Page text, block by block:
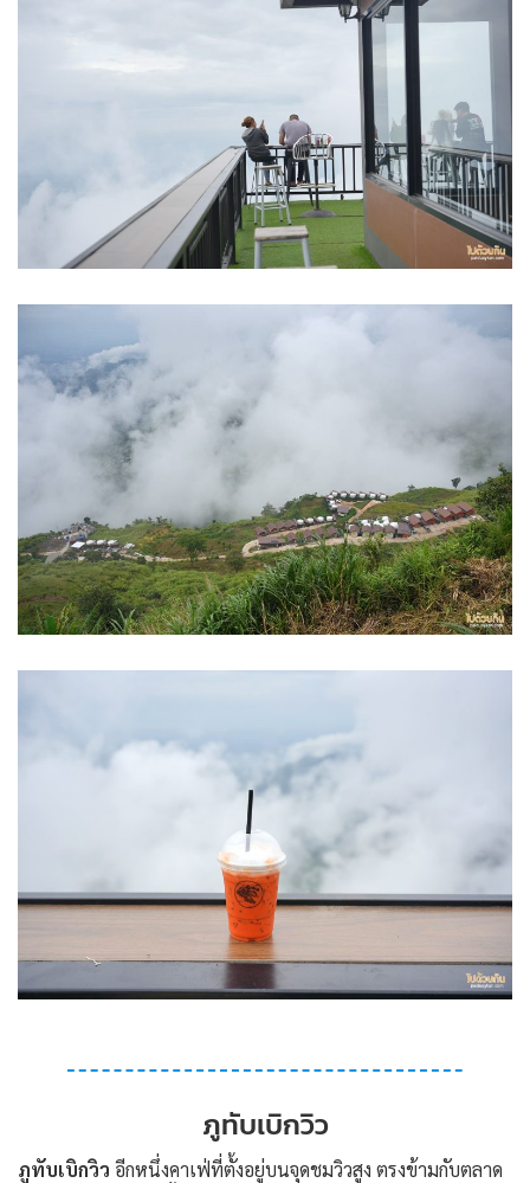
ภูทับเบิกวิว
ภูทับเบิกวิว อีกหนึ่งคาเฟ่ที่ตั้งอยู่บนจุดชมวิวสูง ตรงข้ามกับตลาด